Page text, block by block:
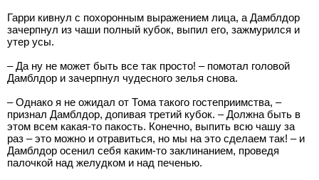
Гарри кивнул с похоронным выражением лица, а Дамблдор
зачерпнул из чаши полный кубок, выпил его, зажмурился и
утер усы.
– Да ну не может быть все так просто! – помотал головой
Дамблдор и зачерпнул чудесного зелья снова.
– Однако я не ожидал от Тома такого гостеприимства, –
признал Дамблдор, допивая третий кубок. – Должна быть в
этом всем какая-то пакость. Конечно, выпить всю чашу за
раз – это можно и отравиться, но мы на это сделаем так! – и
Дамблдор осенил себя каким-то заклинанием, проведя
палочкой над желудком и над печенью.